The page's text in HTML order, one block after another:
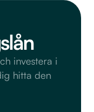
investera i
hitta den